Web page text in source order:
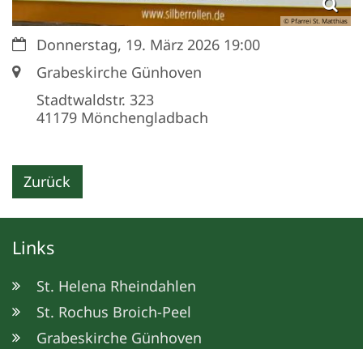
© Pfarrei St. Matthias
Datum:Donnerstag, 19. März 2026 19:00
Ort:Grabeskirche Günhoven
Stadtwaldstr. 323
41179 Mönchengladbach
Zurück
Links
St. Helena Rheindahlen
St. Rochus Broich-Peel
Grabeskirche Günhoven